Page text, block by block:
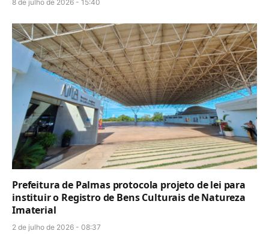
8 de julho de 2026 - 15:40
Prefeitura de Palmas protocola projeto de lei para
instituir o Registro de Bens Culturais de Natureza
Imaterial
2 de julho de 2026 - 08:37